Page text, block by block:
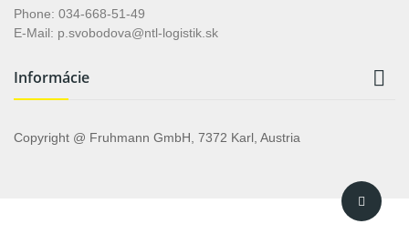
Phone: 034-668-51-49
E-Mail: p.svobodova@ntl-logistik.sk
Informácie 
Copyright @ Fruhmann GmbH, 7372 Karl, Austria